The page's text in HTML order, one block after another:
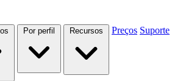
Por perfil Recursos Preços Suporte